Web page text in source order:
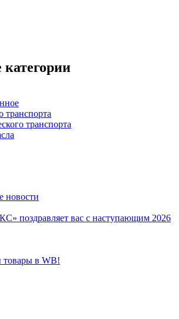
транспорта
транспорта
новости
поздравляет вас с наступающим 2026
товары в WB!